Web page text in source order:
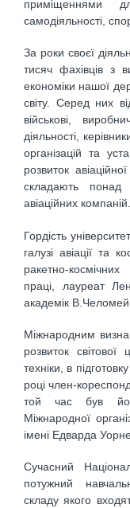
приміщеннями
самодіяльності,
За роки своєї
тисяч фахівців з
економіки нашої
світу. Серед них
військові,
діяльності,
організацій та
розвиток
складають понад
авіаційних компаній.
Гордість
галузі авіації та
ракетно-
праці, лауреат
академік В.Челомей.
Міжнародним
розвиток світової
техніки, в
році член-
той час був
Міжнародної
імені Едварда
Сучасний
потужний
складу якого